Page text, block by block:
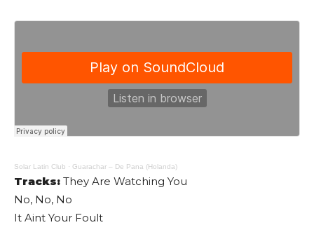
Solar Latin Club · Guarachar – De Pana (Holanda)
Tracks: They Are Watching You
No, No, No
It Aint Your Foult